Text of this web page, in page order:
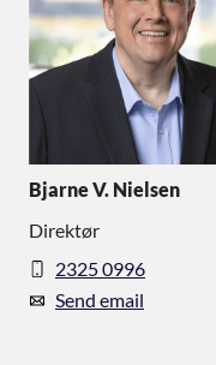
Bjarne V. Nielsen
Direktør
2325 0996
Send email